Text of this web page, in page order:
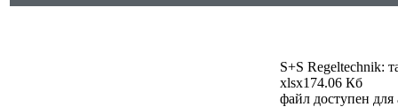
S+S Regeltechnik:
xlsx174.06 Кб
файл доступен для